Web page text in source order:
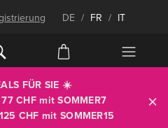
DE / FR / IT
FÜR SIE ☀️
77 CHF mitSOMMER7
CHF mit SOMMER15